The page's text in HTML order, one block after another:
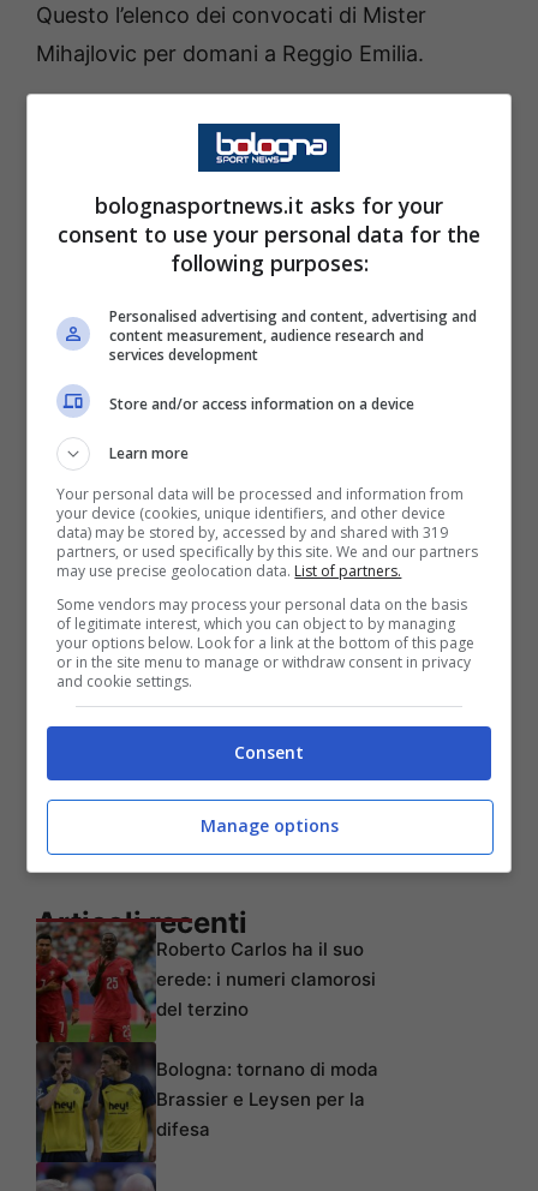
Questo l’elenco dei convocati di Mister
Mihajlovic per domani a Reggio Emilia.
Portieri: Bardi, Molla, Skorupski.
Difensori: Binks, Bonifazi, De Silvestri, Dijks,
Hickey, Mbaye, Medel, Soumaoro, Theate.
Centrocampisti: Dominguez, Soriano,
Svanberg, Vignato, Viola.
Attaccanti: Arnautovic, Barrow, Orsolini,
Sansone, Santander, Skov Olsen, Van
Hooijdonk.
Articoli recenti
Roberto Carlos ha il suo
erede: i numeri clamorosi
del terzino
Bologna: tornano di moda
Brassier e Leysen per la
difesa
bolognasportnews.it asks for your
consent to use your personal data for the
following purposes:
Personalised advertising and content, advertising and
content measurement, audience research and
services development
Store and/or access information on a device
Learn more
Your personal data will be processed and information from
your device (cookies, unique identifiers, and other device
data) may be stored by, accessed by and shared with 319
partners, or used specifically by this site. We and our partners
may use precise geolocation data. List of partners.
Some vendors may process your personal data on the basis
of legitimate interest, which you can object to by managing
your options below. Look for a link at the bottom of this page
or in the site menu to manage or withdraw consent in privacy
and cookie settings.
Consent
Manage options